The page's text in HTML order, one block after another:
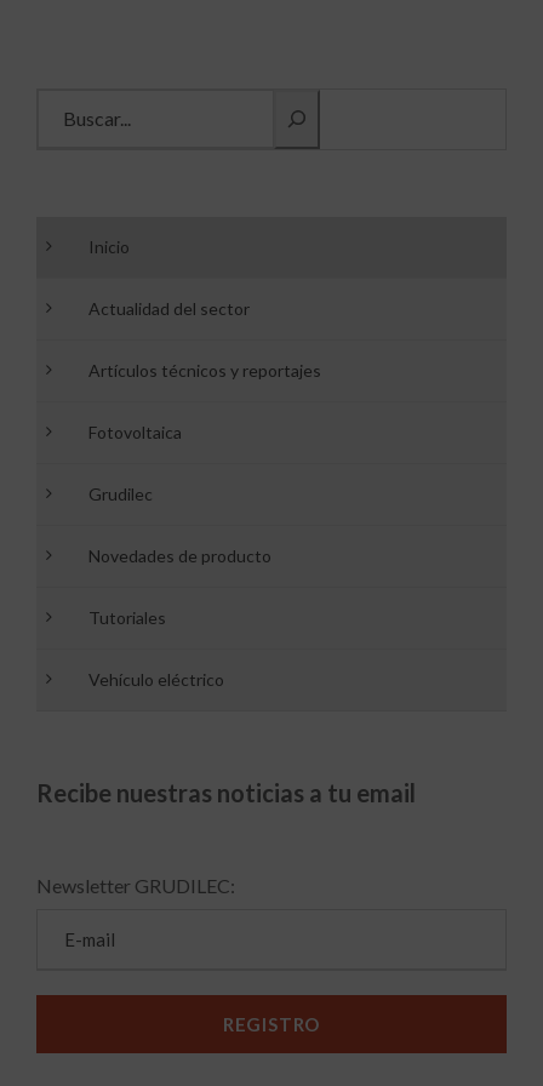
Inicio
Actualidad del sector
Artículos técnicos y reportajes
Fotovoltaica
Grudilec
Novedades de producto
Tutoriales
Vehículo eléctrico
Recibe nuestras noticias a tu email
Newsletter GRUDILEC: